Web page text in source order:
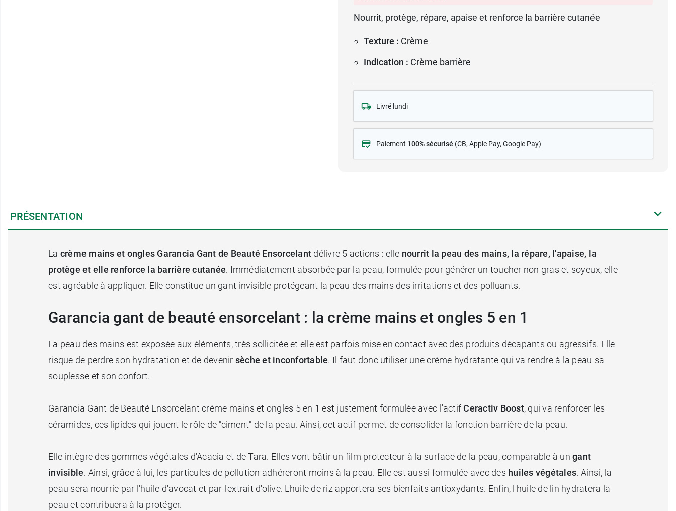
Nourrit, protège, répare, apaise et renforce la barrière cutanée
Texture : Crème
Indication : Crème barrière
Livré lundi
Paiement 100% sécurisé (CB, Apple Pay, Google Pay)
PRÉSENTATION
La crème mains et ongles Garancia Gant de Beauté Ensorcelant délivre 5 actions : elle nourrit la peau des mains, la répare, l'apaise, la
protège et elle renforce la barrière cutanée. Immédiatement absorbée par la peau, formulée pour générer un toucher non gras et soyeux, elle
est agréable à appliquer. Elle constitue un gant invisible protégeant la peau des mains des irritations et des polluants.
Garancia gant de beauté ensorcelant : la crème mains et ongles 5 en 1
La peau des mains est exposée aux éléments, très sollicitée et elle est parfois mise en contact avec des produits décapants ou agressifs. Elle
risque de perdre son hydratation et de devenir sèche et inconfortable. Il faut donc utiliser une crème hydratante qui va rendre à la peau sa
souplesse et son confort.
Garancia Gant de Beauté Ensorcelant crème mains et ongles 5 en 1 est justement formulée avec l'actifCeractiv Boost, qui va renforcer les
céramides, ces lipides qui jouent le rôle de "ciment" de la peau. Ainsi, cet actif permet de consolider la fonction barrière de la peau.
Elle intègre des gommes végétales d'Acacia et de Tara. Elles vont bâtir un film protecteur à la surface de la peau, comparable à un gant
invisible. Ainsi, grâce à lui, les particules de pollution adhéreront moins à la peau. Elle est aussi formulée avec des huiles végétales. Ainsi, la
peau sera nourrie par l'huile d'avocat et par l'extrait d'olive. L'huile de riz apportera ses bienfaits antioxydants. Enfin, l'huile de lin hydratera la
peau et contribuera à la protéger.